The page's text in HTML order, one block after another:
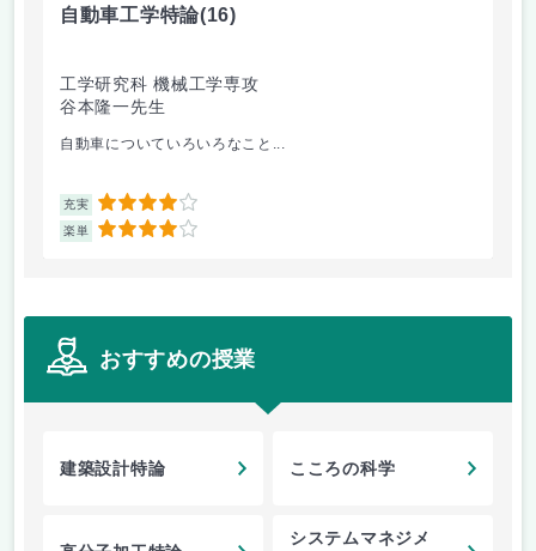
自動車工学特論(16)
工学研究科 機械工学専攻
谷本隆一先生
自動車についていろいろなこと...
充実 4
楽単 4
おすすめの授業
建築設計特論 こころの科学
システムマネジメ